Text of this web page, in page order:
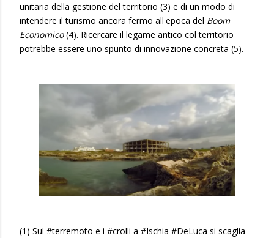
unitaria della gestione del territorio (3) e di un modo di
intendere il turismo ancora fermo all'epoca del Boom
Economico(4). Ricercare il legame antico col territorio
potrebbe essere uno spunto di innovazione concreta (5).
(1) Sul #terremoto e i #crolli a #Ischia #DeLuca si scaglia